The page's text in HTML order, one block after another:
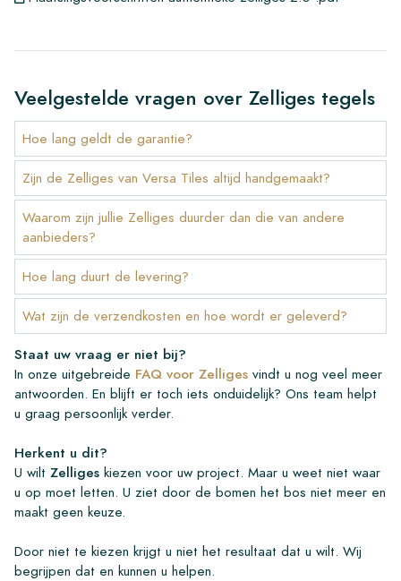
Veelgestelde vragen over Zelliges tegels
Hoe lang geldt de garantie?
Zijn de Zelliges van Versa Tiles altijd handgemaakt?
Waarom zijn jullie Zelliges duurder dan die van andere
aanbieders?
Hoe lang duurt de levering?
Wat zijn de verzendkosten en hoe wordt er geleverd?
Staat uw vraag er niet bij?
In onze uitgebreide FAQ voor Zelliges vindt u nog veel meer
antwoorden. En blijft er toch iets onduidelijk? Ons team helpt
u graag persoonlijk verder.
Herkent u dit?
U wilt Zelliges kiezen voor uw project. Maar u weet niet waar
u op moet letten. U ziet door de bomen het bos niet meer en
maakt geen keuze.
Door niet te kiezen krijgt u niet het resultaat dat u wilt. Wij
begrijpen dat en kunnen u helpen.